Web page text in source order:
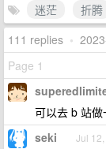
迷茫
折腾
111 replies •
Page 1
可以去 b 站
seki Jul